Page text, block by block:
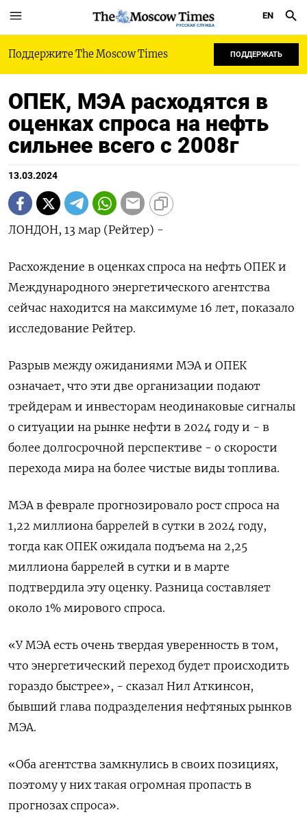
РУССКАЯ СЛУЖБА
EN
Поддержите The Moscow Times ПОДДЕРЖАТЬ
ОПЕК, МЭА расходятся в
оценках спроса на нефть
сильнее всего с 2008г
13.03.2024
ЛОНДОН, 13 мар (Рейтер) -
Расхождение в оценках спроса на нефть ОПЕК и
Международного энергетического агентства
сейчас находится на максимуме 16 лет, показало
исследование Рейтер.
Разрыв между ожиданиями МЭА и ОПЕК
означает, что эти две организации подают
трейдерам и инвесторам неодинаковые сигналы
о ситуации на рынке нефти в 2024 году и - в
более долгосрочной перспективе - о скорости
перехода мира на более чистые виды топлива.
МЭА в феврале прогнозировало рост спроса на
1,22 миллиона баррелей в сутки в 2024 году,
тогда как ОПЕК ожидала подъема на 2,25
миллиона баррелей в сутки и в марте
подтвердила эту оценку. Разница составляет
около 1% мирового спроса.
«У МЭА есть очень твердая уверенность в том,
что энергетический переход будет происходить
гораздо быстрее», - сказал Нил Аткинсон,
бывший глава подразделения нефтяных рынков
МЭА.
«Оба агентства замкнулись в своих позициях,
поэтому у них такая огромная пропасть в
прогнозах спроса».